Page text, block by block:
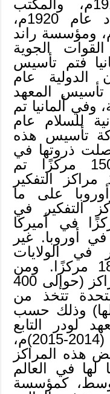
ومعهد هوفر عام 1918م، والمكتب
الوطني لأبحاث الاقتصاد عام 1920م،
غالوب عام 1920م، ومؤسسة راند
القوات الجوية
فتم تأسيس
الدولية عام
تأسيس المعهد
وفي ألمانيا تم
للسلام عام
تأسيس هذه
ذروتها في
عام 1996م بمعدل 150 مركزًا تم
التفكير
على ما
التفكير في
فهناك 1989 مركزًا في أميركا
مركزًا في أوروبا. غير
في الولايات
المتحدة وحدها هو 1830 مركزًا. ومن
الملاحظ أن نحو رُبْع المراكز (حوإلى 400
تتخذ من
وذلك حسب
لودر التابع
لجامعة بنسلفانيا لعام (2014-2015)م،
هذه المراكز
لها في العالم
كمؤسسة